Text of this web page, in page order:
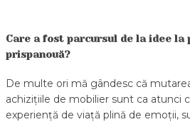
Care a fost parcursul de la idee
prispanouă?
De multe ori mă gândesc că
achizițiile de mobilier sunt ca atunci
experiență de viață plină de emoții,